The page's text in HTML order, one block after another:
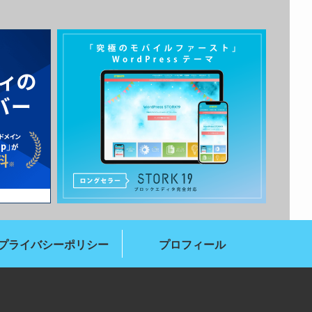
ライバシーポリシー プロフィール